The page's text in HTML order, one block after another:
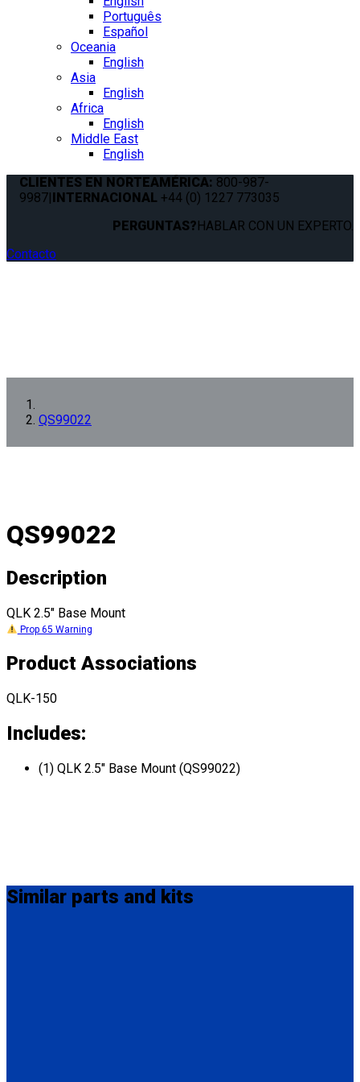
Português
Español
Oceania
English
Asia
English
Africa
English
Middle East
English
CLIENTES EN NORTEAMÉRICA: 800-987-
9987|INTERNACIONAL +44 (0) 1227 773035
PERGUNTAS?HABLAR CON UN EXPERTO.
Contacto
QS99022
QS99022
Description
QLK 2.5" Base Mount
Prop 65 Warning
Product Associations
QLK-150
Includes:
(1) QLK 2.5" Base Mount (QS99022)
Similar parts and kits